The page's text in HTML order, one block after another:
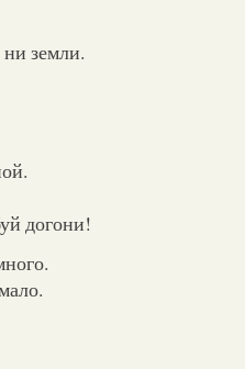
земли.
догони!